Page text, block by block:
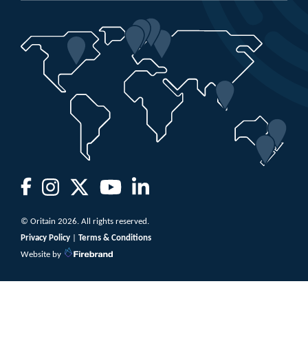
© Oritain 2026. All rights reserved.
Privacy Policy
Terms & Conditions
Website by